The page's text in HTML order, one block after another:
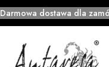
Darmowa dostawa dla